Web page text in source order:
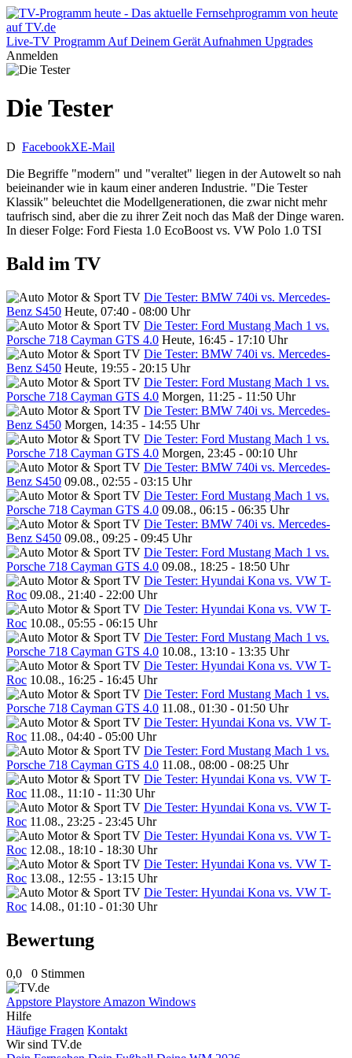
Live-TV Programm Auf Deinem Gerät Aufnahmen Upgrades
Anmelden
Die Tester
D FacebookXE-Mail
Die Begriffe "modern" und "veraltet" liegen in der Autowelt so nah
beieinander wie in kaum einer anderen Industrie. "Die Tester
Klassik" beleuchtet die Modellgenerationen, die zwar nicht mehr
taufrisch sind, aber die zu ihrer Zeit noch das Maß der Dinge waren.
In dieser Folge: Ford Fiesta 1.0 EcoBoost vs. VW Polo 1.0 TSI
Bald im TV
Die Tester: BMW 740i vs. Mercedes-
Benz S450 Heute, 07:40 - 08:00 Uhr
Die Tester: Ford Mustang Mach 1 vs.
Porsche 718 Cayman GTS 4.0 Heute, 16:45 - 17:10 Uhr
Die Tester: BMW 740i vs. Mercedes-
Benz S450 Heute, 19:55 - 20:15 Uhr
Die Tester: Ford Mustang Mach 1 vs.
Porsche 718 Cayman GTS 4.0 Morgen, 11:25 - 11:50 Uhr
Die Tester: BMW 740i vs. Mercedes-
Benz S450 Morgen, 14:35 - 14:55 Uhr
Die Tester: Ford Mustang Mach 1 vs.
Porsche 718 Cayman GTS 4.0 Morgen, 23:45 - 00:10 Uhr
Die Tester: BMW 740i vs. Mercedes-
Benz S450 09.08., 02:55 - 03:15 Uhr
Die Tester: Ford Mustang Mach 1 vs.
Porsche 718 Cayman GTS 4.0 09.08., 06:15 - 06:35 Uhr
Die Tester: BMW 740i vs. Mercedes-
Benz S450 09.08., 09:25 - 09:45 Uhr
Die Tester: Ford Mustang Mach 1 vs.
Porsche 718 Cayman GTS 4.0 09.08., 18:25 - 18:50 Uhr
Die Tester: Hyundai Kona vs. VW T-
Roc 09.08., 21:40 - 22:00 Uhr
Die Tester: Hyundai Kona vs. VW T-
Roc 10.08., 05:55 - 06:15 Uhr
Die Tester: Ford Mustang Mach 1 vs.
Porsche 718 Cayman GTS 4.0 10.08., 13:10 - 13:35 Uhr
Die Tester: Hyundai Kona vs. VW T-
Roc 10.08., 16:25 - 16:45 Uhr
Die Tester: Ford Mustang Mach 1 vs.
Porsche 718 Cayman GTS 4.0 11.08., 01:30 - 01:50 Uhr
Die Tester: Hyundai Kona vs. VW T-
Roc 11.08., 04:40 - 05:00 Uhr
Die Tester: Ford Mustang Mach 1 vs.
Porsche 718 Cayman GTS 4.0 11.08., 08:00 - 08:25 Uhr
Die Tester: Hyundai Kona vs. VW T-
Roc 11.08., 11:10 - 11:30 Uhr
Die Tester: Hyundai Kona vs. VW T-
Roc 11.08., 23:25 - 23:45 Uhr
Die Tester: Hyundai Kona vs. VW T-
Roc 12.08., 18:10 - 18:30 Uhr
Die Tester: Hyundai Kona vs. VW T-
Roc 13.08., 12:55 - 13:15 Uhr
Die Tester: Hyundai Kona vs. VW T-
Roc 14.08., 01:10 - 01:30 Uhr
Bewertung
0,0 0 Stimmen
Appstore Playstore Amazon Windows
Hilfe
Häufige Fragen Kontakt
Wir sind TV.de